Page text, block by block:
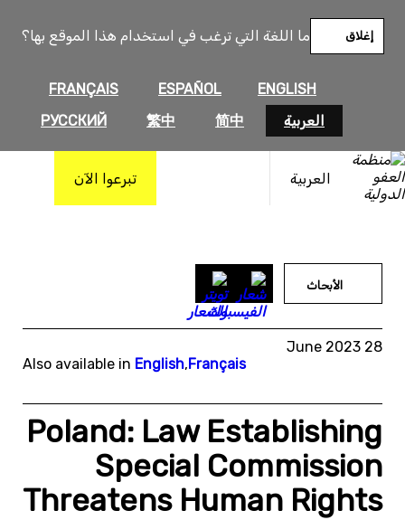
ما اللغة التي ترغب في استخدام هذا الموقع بها؟
ENGLISH
ESPAÑOL
FRANÇAIS
العربية
简中
繁中
РУССКИЙ
إغلاق
العربية تبرعوا الآن
المحتوى
الأبحاث
28 June 2023
Also available in English,Français
Poland: Law Establishing
Special Commission
Threatens Human Rights